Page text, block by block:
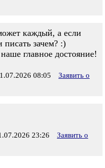
каждый, а если
писать зачем? :)
главное достояние!
08:05
Заявить о
23:26
Заявить о